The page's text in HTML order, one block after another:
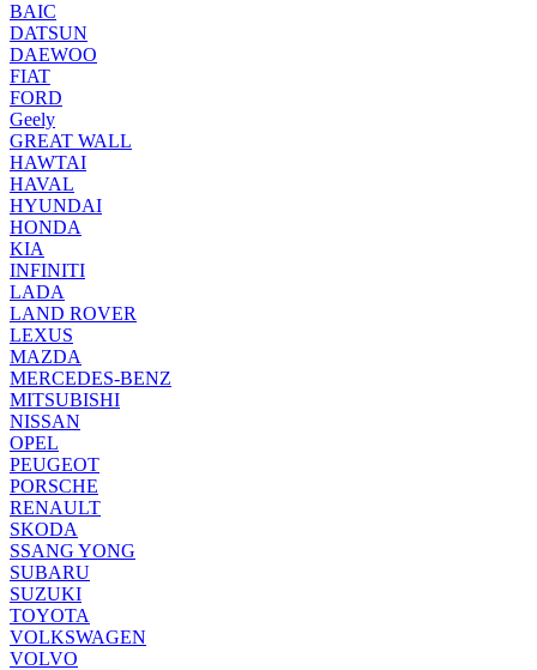
BAIC
DATSUN
DAEWOO
FIAT
FORD
Geely
GREAT WALL
HAWTAI
HAVAL
HYUNDAI
HONDA
KIA
INFINITI
LADA
LAND ROVER
LEXUS
MAZDA
MERCEDES-BENZ
MITSUBISHI
NISSAN
OPEL
PEUGEOT
PORSCHE
RENAULT
SKODA
SSANG YONG
SUBARU
SUZUKI
TOYOTA
VOLKSWAGEN
VOLVO